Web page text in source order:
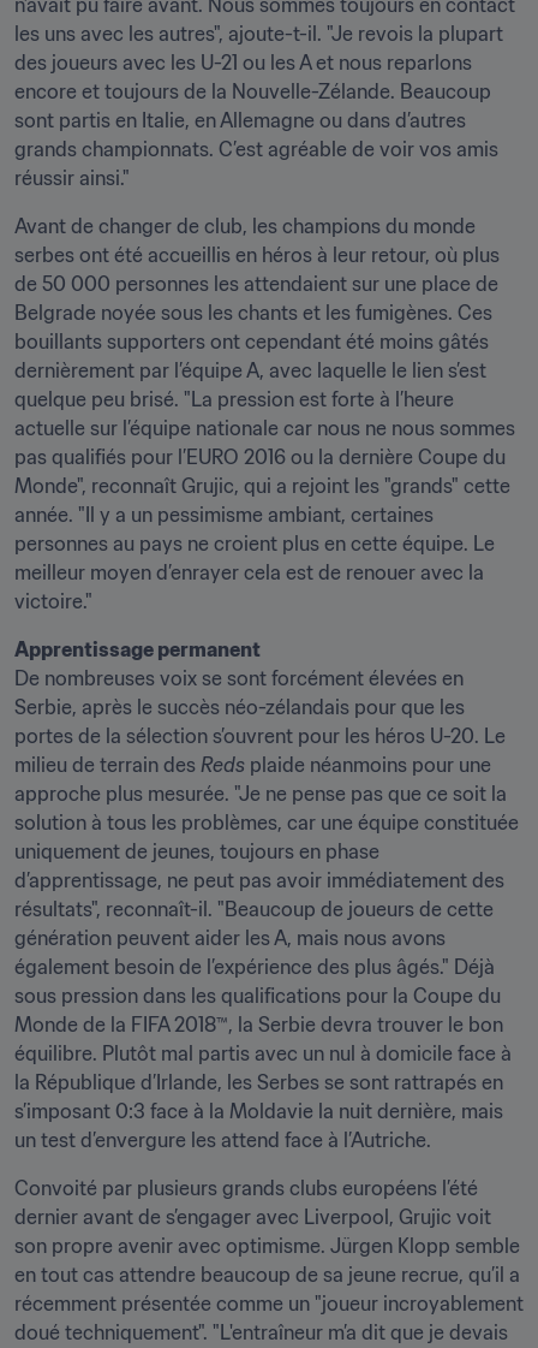
n’avait pu faire avant. Nous sommes toujours en contact
les uns avec les autres", ajoute-t-il. "Je revois la plupart
des joueurs avec les U-21 ou les A et nous reparlons
encore et toujours de la Nouvelle-Zélande. Beaucoup
sont partis en Italie, en Allemagne ou dans d’autres
grands championnats. C’est agréable de voir vos amis
réussir ainsi."
Avant de changer de club, les champions du monde
serbes ont été accueillis en héros à leur retour, où plus
de 50 000 personnes les attendaient sur une place de
Belgrade noyée sous les chants et les fumigènes. Ces
bouillants supporters ont cependant été moins gâtés
dernièrement par l’équipe A, avec laquelle le lien s’est
quelque peu brisé. "La pression est forte à l’heure
actuelle sur l’équipe nationale car nous ne nous sommes
pas qualifiés pour l’EURO 2016 ou la dernière Coupe du
Monde", reconnaît Grujic, qui a rejoint les "grands" cette
année. "Il y a un pessimisme ambiant, certaines
personnes au pays ne croient plus en cette équipe. Le
meilleur moyen d’enrayer cela est de renouer avec la
victoire."
Apprentissage permanent
De nombreuses voix se sont forcément élevées en
Serbie, après le succès néo-zélandais pour que les
portes de la sélection s’ouvrent pour les héros U-20. Le
milieu de terrain des Reds plaide néanmoins pour une
approche plus mesurée. "Je ne pense pas que ce soit la
solution à tous les problèmes, car une équipe constituée
uniquement de jeunes, toujours en phase
d’apprentissage, ne peut pas avoir immédiatement des
résultats", reconnaît-il. "Beaucoup de joueurs de cette
génération peuvent aider les A, mais nous avons
également besoin de l’expérience des plus âgés." Déjà
sous pression dans les qualifications pour la Coupe du
Monde de la FIFA 2018™, la Serbie devra trouver le bon
équilibre. Plutôt mal partis avec un nul à domicile face à
la République d’Irlande, les Serbes se sont rattrapés en
s’imposant 0:3 face à la Moldavie la nuit dernière, mais
un test d’envergure les attend face à l’Autriche.
Convoité par plusieurs grands clubs européens l’été
dernier avant de s’engager avec Liverpool, Grujic voit
son propre avenir avec optimisme. Jürgen Klopp semble
en tout cas attendre beaucoup de sa jeune recrue, qu’il a
récemment présentée comme un "joueur incroyablement
doué techniquement". "L'entraîneur m’a dit que je devais